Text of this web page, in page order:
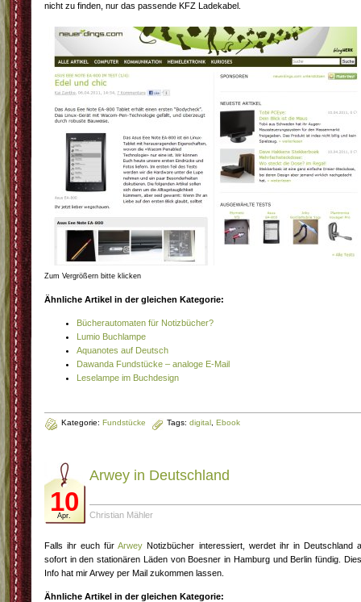
nicht zu finden, nur das passende KFZ Ladekabel.
Zum Vergrößern bitte klicken
Ähnliche Artikel in der gleichen Kategorie:
Bücherautomaten für Notizbücher?
Lumio Buchlampe
Aquanotes auf Deutsch
Dawanda Fundstücke – analoge E-Mail
Leselampe im Buchdesign
Kategorie: Fundstücke Tags: digital Ebook
10
Apr.
Arwey in Deutschland
Christian Mähler
Falls ihr euch fürArwey Notizbücher interessiert, werdet ihr in Deutschland
sofort in den stationären Läden von Boesner in Hamburg und Berlin fündig.
Info hat mir Arwey per Mail zukommen lassen.
Ähnliche Artikel in der gleichen Kategorie: